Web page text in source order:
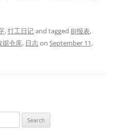
,打工日记and tagged BI报表,
据仓库, 日志on September 11,